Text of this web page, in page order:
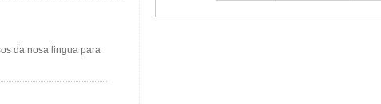
da nosa lingua para